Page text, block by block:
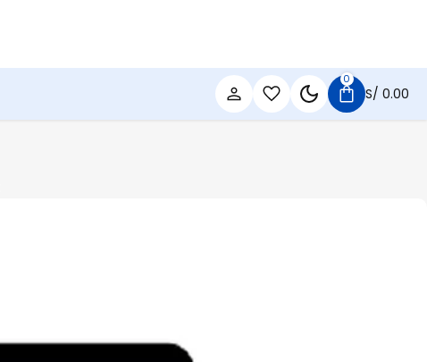
0
S/ 0.00